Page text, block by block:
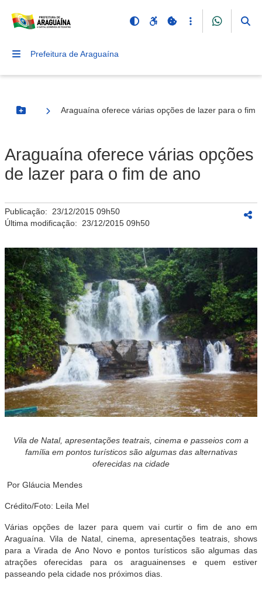
Prefeitura de Araguaína
Botão Menu
Araguaína oferece várias opções de lazer para o fim
Araguaína oferece várias opções
de lazer para o fim de ano
Publicação: 23/12/2015 09h50
Última modificação: 23/12/2015 09h50
Vila de Natal, apresentações teatrais, cinema e passeios com a
família em pontos turísticos são algumas das alternativas
oferecidas na cidade
Por Gláucia Mendes
Crédito/Foto: Leila Mel
Várias opções de lazer para quem vai curtir o fim de ano em
Araguaína. Vila de Natal, cinema, apresentações teatrais, shows
para a Virada de Ano Novo e pontos turísticos são algumas das
atrações oferecidas para os araguainenses e quem estiver
passeando pela cidade nos próximos dias.